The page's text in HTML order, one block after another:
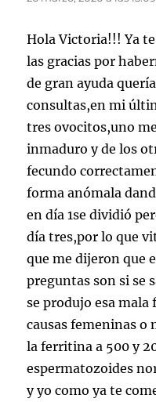
Hola Victoria!!! Ya
las gracias por
de gran ayuda
consultas,en mi
tres ovocitos,uno
inmaduro y de los
fecundo
forma anómala
en día 1se dividió
día tres,por lo que
que me dijeron que
preguntas son si se
se produjo esa mala
causas femeninas o
la ferritina a 500 y
espermatozoides
y yo como ya te